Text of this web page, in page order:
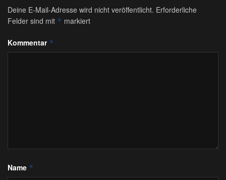
Deine E-Mail-Adresse wird nicht veröffentlicht. Erforderliche
Felder sind mit * markiert
Kommentar *
Name *